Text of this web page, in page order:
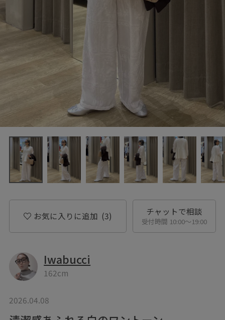
お気に入りに追加 (3) チャットで相談
受付時間 10:00〜19:00
Iwabucci
162cm
2026.04.08